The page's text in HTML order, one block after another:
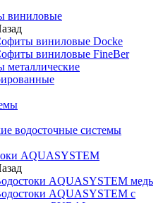
виниловые
виниловые Docke
виниловые FineBer
металлические
водосточные системы
AQUASYSTEM
AQUASYSTEM медь
AQUASYSTEM с